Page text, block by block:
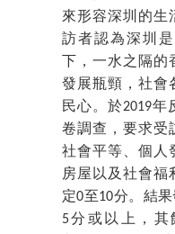
來形容深圳的生
訪者認為深圳
下，一水之隔
發展瓶頸，社會
民心。於2019
卷調查，要求受
社會平等、個人
房屋以及社會福
定0至10分。結
5分或以上，